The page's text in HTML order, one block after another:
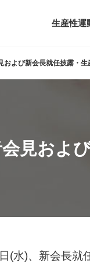
公益財団法人日本生
生産性運
生産
最新の
生産
定款
テー
経営
お客さ
および新会長就任披露・
見およ
(水)、新会長